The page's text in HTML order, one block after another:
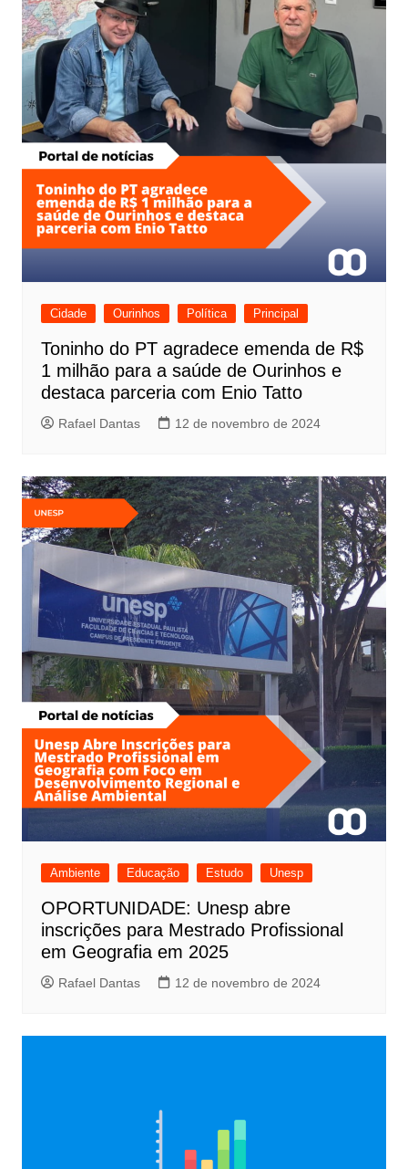
Cidade Ourinhos Política Principal
Toninho do PT agradece emenda de R$
1 milhão para a saúde de Ourinhos e
destaca parceria com Enio Tatto
Rafael Dantas 12 de novembro de 2024
Ambiente Educação Estudo Unesp
OPORTUNIDADE: Unesp abre
inscrições para Mestrado Profissional
em Geografia em 2025
Rafael Dantas 12 de novembro de 2024